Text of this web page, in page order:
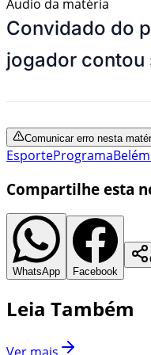
Áudio da matéria
Convidado do
jogador contou
Comunicar erro nesta
EsporteProgramaBelém
Compartilhe esta
WhatsApp Facebook
Leia Também